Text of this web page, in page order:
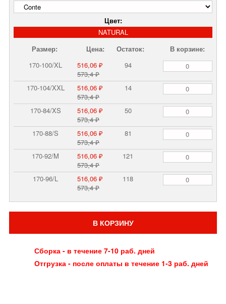
Цвет:
NATURAL
Размер:
Цена: Остаток:
В корзине:
170-100/XL
573,4 ₽
516,06 ₽ 94
170-104/XXL
573,4 ₽
516,06 ₽ 14
170-84/XS
573,4 ₽
516,06 ₽ 50
170-88/S
573,4 ₽
516,06 ₽ 81
170-92/M
573,4 ₽
516,06 ₽ 121
170-96/L
573,4 ₽
516,06 ₽ 118
В КОРЗИНУ
Сборка - в течение 7-10 раб. дней
Отгрузка - после оплаты в течение 1-3 раб. дней